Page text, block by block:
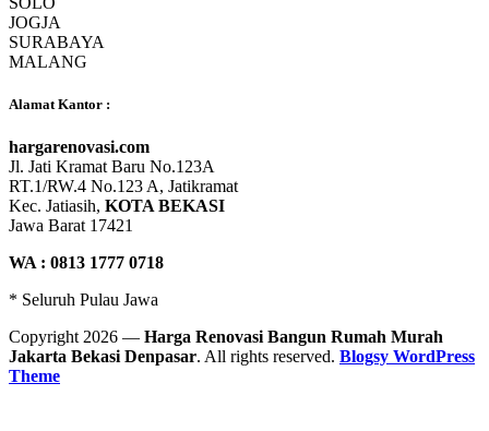
JOGJA
SURABAYA
MALANG
Alamat Kantor :
hargarenovasi.com
Jl. Jati Kramat Baru No.123A
RT.1/RW.4 No.123 A, Jatikramat
Kec. Jatiasih, KOTA BEKASI
Jawa Barat 17421
WA : 0813 1777 0718
* Seluruh Pulau Jawa
Copyright 2026 — Harga Renovasi Bangun Rumah Murah
Jakarta Bekasi Denpasar. All rights reserved. Blogsy WordPress
Theme